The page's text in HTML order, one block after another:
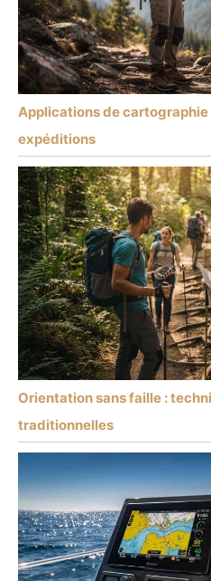
Applications de
expéditions
Orientation sans faille :
traditionnelles